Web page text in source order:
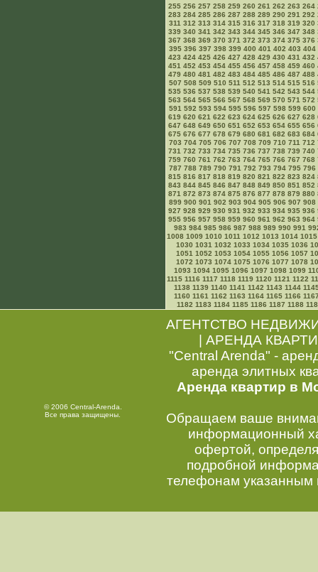
255 256 257 258 259 260 261 262 263 264
283 284 285 286 287 288 289 290 291 292
311 312 313 314 315 316 317 318 319 320
339 340 341 342 343 344 345 346 347 348
367 368 369 370 371 372 373 374 375 376
395 396 397 398 399 400 401 402 403 404
423 424 425 426 427 428 429 430 431 432
451 452 453 454 455 456 457 458 459 460
479 480 481 482 483 484 485 486 487 488
507 508 509 510 511 512 513 514 515 516
535 536 537 538 539 540 541 542 543 544
563 564 565 566 567 568 569 570 571 572
591 592 593 594 595 596 597 598 599 600
619 620 621 622 623 624 625 626 627 628
647 648 649 650 651 652 653 654 655 656
675 676 677 678 679 680 681 682 683 684
703 704 705 706 707 708 709 710 711 712
731 732 733 734 735 736 737 738 739 740
759 760 761 762 763 764 765 766 767 768
787 788 789 790 791 792 793 794 795 796
815 816 817 818 819 820 821 822 823 824
843 844 845 846 847 848 849 850 851 852
871 872 873 874 875 876 877 878 879 880
899 900 901 902 903 904 905 906 907 908
927 928 929 930 931 932 933 934 935 936
955 956 957 958 959 960 961 962 963 964
983 984 985 986 987 988 989 990 991
1008 1009 1010 1011 1012 1013 1014 1015
1030 1031 1032 1033 1034 1035 1036
1051 1052 1053 1054 1055 1056 1057
1072 1073 1074 1075 1076 1077 1078
1093 1094 1095 1096 1097 1098 1099
1115 1116 1117 1118 1119 1120 1121 1122
1138 1139 1140 1141 1142 1143 1144
1160 1161 1162 1163 1164 1165 1166
1182 1183 1184 1185 1186 1187 1188
© 2006 Central-Arenda.
Все права защищены.
АГЕНТСТВО
|АРЕНДА
"Central Arenda" -
аренда элитных
Аренда квартир в
Обращаем ваше
информационный
офертой,
подробной
телефонам указанным